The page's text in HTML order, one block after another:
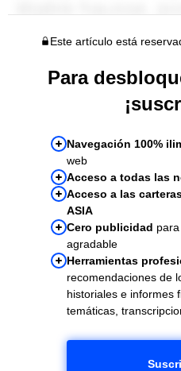
Este artículo está
Para
Navegación 100%
web
Acceso a todas las
Acceso a las
ASIA
Cero publicidad
agradable
Herramientas
recomendaciones de
historiales e informes
temáticas,